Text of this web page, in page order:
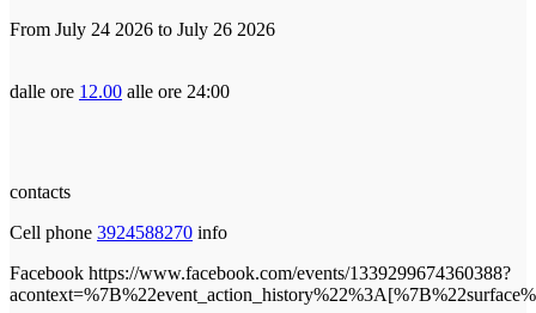
From July 24 2026 to July 26 2026
dalle ore 12.00 alle ore 24:00
contacts
Cell phone 3924588270 info
Facebook https://www.facebook.com/events/1339299674360388?